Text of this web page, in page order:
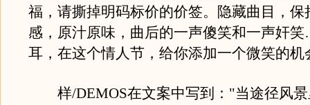
福，请撕掉明码标价的价签。隐藏曲目，保
感，原汁原味，曲后的一声傻笑和一声奸
耳，在这个情人节，给你添加一个微笑的机
样/DEMOS在文案中写到："当途径风景